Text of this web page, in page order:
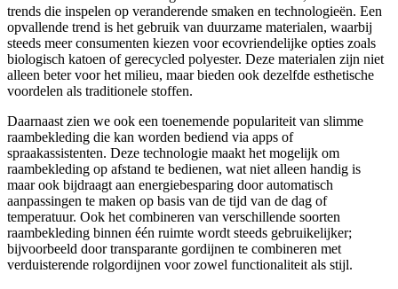
trends die inspelen op veranderende smaken en technologieën. Een
opvallende trend is het gebruik van duurzame materialen, waarbij
steeds meer consumenten kiezen voor ecovriendelijke opties zoals
biologisch katoen of gerecycled polyester. Deze materialen zijn niet
alleen beter voor het milieu, maar bieden ook dezelfde esthetische
voordelen als traditionele stoffen.
Daarnaast zien we ook een toenemende populariteit van slimme
raambekleding die kan worden bediend via apps of
spraakassistenten. Deze technologie maakt het mogelijk om
raambekleding op afstand te bedienen, wat niet alleen handig is
maar ook bijdraagt aan energiebesparing door automatisch
aanpassingen te maken op basis van de tijd van de dag of
temperatuur. Ook het combineren van verschillende soorten
raambekleding binnen één ruimte wordt steeds gebruikelijker;
bijvoorbeeld door transparante gordijnen te combineren met
verduisterende rolgordijnen voor zowel functionaliteit als stijl.